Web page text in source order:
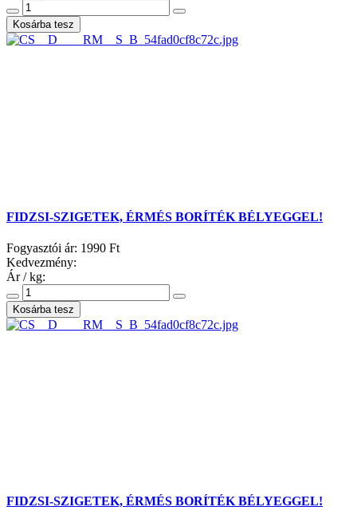
FIDZSI-SZIGETEK, ÉRMÉS BORÍTÉK BÉLYEGGEL!
Fogyasztói ár: 1990 Ft
Kedvezmény:
Ár / kg:
FIDZSI-SZIGETEK, ÉRMÉS BORÍTÉK BÉLYEGGEL!